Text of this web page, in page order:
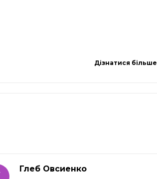
Дізнатися більше
Глеб Овсиенко